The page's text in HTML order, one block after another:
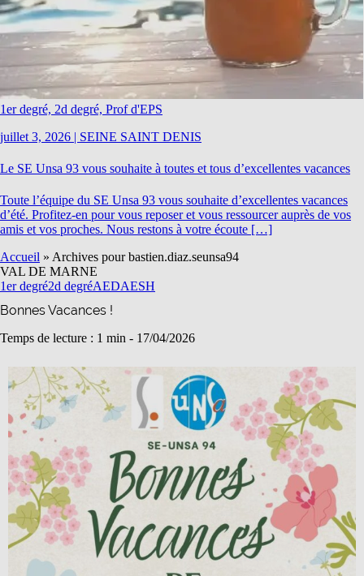
1er degré, 2d degré, Prof d'EPS
juillet 3, 2026 | SEINE SAINT DENIS
Le SE Unsa 93 vous souhaite à toutes et tous d’excellentes vacances
Toute l’équipe du SE Unsa 93 vous souhaite d’excellentes vacances
d’été. Profitez-en pour vous reposer et vous ressourcer auprès de vos
amis et vos proches. Nous restons à votre écoute […]
Accueil » Archives pour bastien.diaz.seunsa94
VAL DE MARNE
1er degré2d degréAEDAESH
Bonnes Vacances !
Temps de lecture : 1 min - 17/04/2026